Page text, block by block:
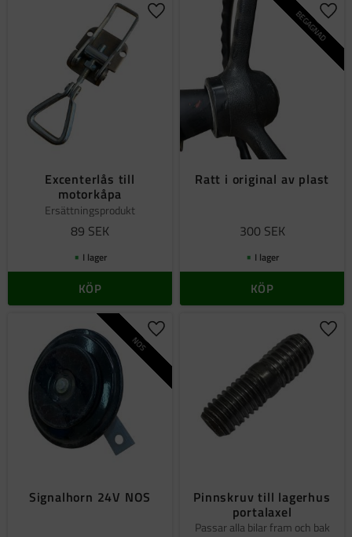
Excenterlås till
motorkåpa
Ersättningsprodukt
89 SEK
Lägg till i favoriter
I lager
KÖP
Ratt i original av plast
300 SEK
BEGAGNAD
I lager
KÖP
Signalhorn 24V NOS
NOS Lägg till i favoriter
Pinnskruv till lagerhus
portalaxel
Passar alla bilar fram och bak